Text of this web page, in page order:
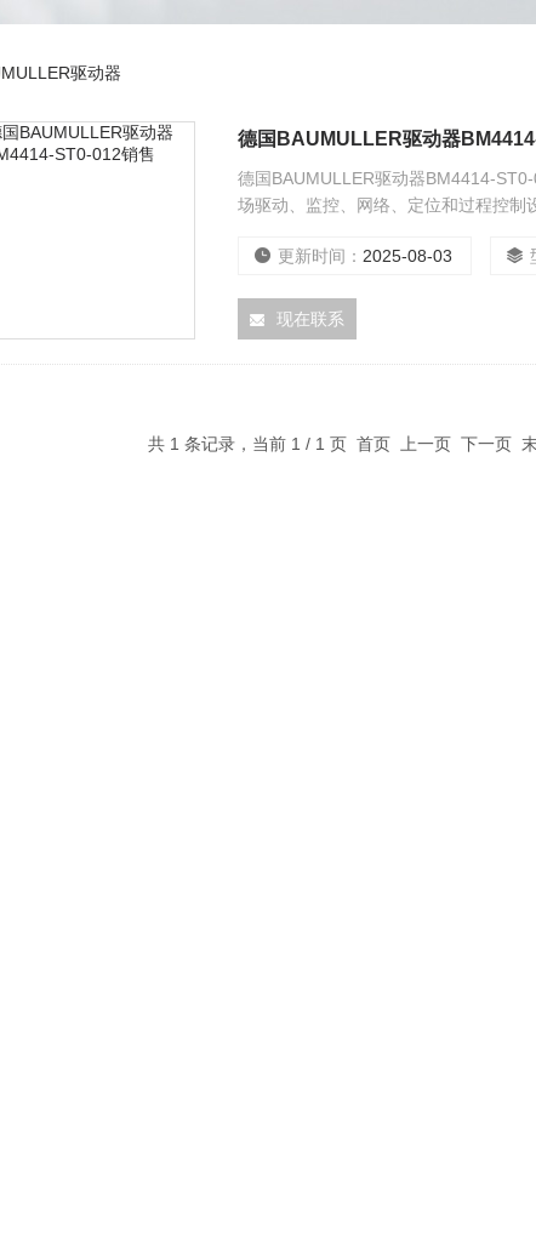
驱动器
德国BAUMULLER驱动器
德国BAUMULLER驱动器BM4414-
场驱动、监控、网络、定位和过程控
成；用于检测阀门在行程中的位置的
更新时间： 2025-08-03
现在联系
共 1 条记录，当前 1 / 1 页 首页 上一页 下一页